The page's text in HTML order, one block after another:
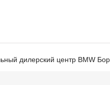
дилерский центр BMW